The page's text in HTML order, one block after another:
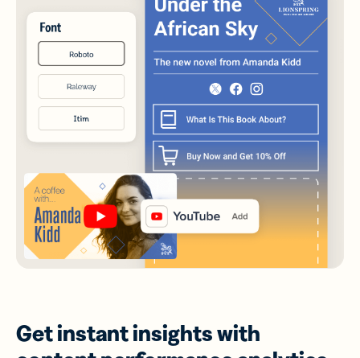
Get instant insights with